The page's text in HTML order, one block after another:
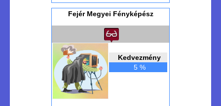
Fejér Megyei Fényképész
Kedvezmény
5 %